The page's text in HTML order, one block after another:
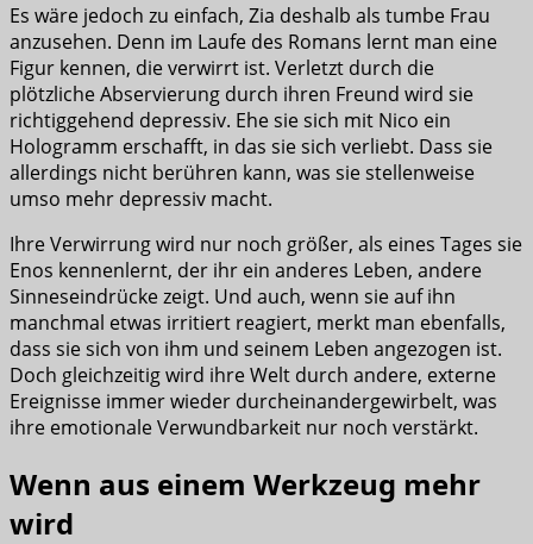
Es wäre jedoch zu einfach, Zia deshalb als tumbe Frau
anzusehen. Denn im Laufe des Romans lernt man eine
Figur kennen, die verwirrt ist. Verletzt durch die
plötzliche Abservierung durch ihren Freund wird sie
richtiggehend depressiv. Ehe sie sich mit Nico ein
Hologramm erschafft, in das sie sich verliebt. Dass sie
allerdings nicht berühren kann, was sie stellenweise
umso mehr depressiv macht.
Ihre Verwirrung wird nur noch größer, als eines Tages sie
Enos kennenlernt, der ihr ein anderes Leben, andere
Sinneseindrücke zeigt. Und auch, wenn sie auf ihn
manchmal etwas irritiert reagiert, merkt man ebenfalls,
dass sie sich von ihm und seinem Leben angezogen ist.
Doch gleichzeitig wird ihre Welt durch andere, externe
Ereignisse immer wieder durcheinandergewirbelt, was
ihre emotionale Verwundbarkeit nur noch verstärkt.
Wenn aus einem Werkzeug mehr
wird